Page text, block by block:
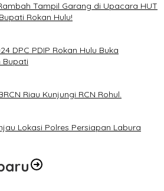
Tampil Garang di Upacara HUT
Rokan Hulu!
DPC PDIP Rokan Hulu Buka
Bupati
Riau Kunjungi RCN Rohul.
Lokasi Polres Persiapan Labura